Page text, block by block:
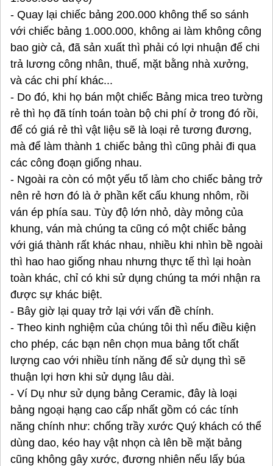
- Quay lại chiếc bảng 200.000 không thể so sánh
với chiếc bảng 1.000.000, không ai làm không công
bao giờ cả, đã sản xuất thì phải có lợi nhuận để chi
trả lương công nhân, thuế, mặt bằng nhà xưởng,
và các chi phí khác...
- Do đó, khi họ bán một chiếc Bảng mica treo tường
rẻ thì họ đã tính toán toàn bộ chi phí ở trong đó rồi,
để có giá rẻ thì vật liệu sẽ là loại rẻ tương đương,
mà để làm thành 1 chiếc bảng thì cũng phải đi qua
các công đoạn giống nhau.
- Ngoài ra còn có một yếu tố làm cho chiếc bảng trở
nên rẻ hơn đó là ở phần kết cấu khung nhôm, rồi
ván ép phía sau. Tùy độ lớn nhỏ, dày mỏng của
khung, ván mà chúng ta cũng có một chiếc bảng
với giá thành rất khác nhau, nhiều khi nhìn bề ngoài
thì hao hao giống nhau nhưng thực tế thì lại hoàn
toàn khác, chỉ có khi sử dụng chúng ta mới nhận ra
được sự khác biệt.
- Bây giờ lại quay trở lại với vấn đề chính.
- Theo kinh nghiệm của chúng tôi thì nếu điều kiện
cho phép, các bạn nên chọn mua bảng tốt chất
lượng cao với nhiều tính năng để sử dụng thì sẽ
thuận lợi hơn khi sử dụng lâu dài.
- Ví Dụ như sử dụng bảng Ceramic, đây là loại
bảng ngoại hạng cao cấp nhất gồm có các tính
năng chính như: chống trầy xước Quý khách có thể
dùng dao, kéo hay vật nhọn cà lên bề mặt bảng
cũng không gây xước, đương nhiên nếu lấy búa